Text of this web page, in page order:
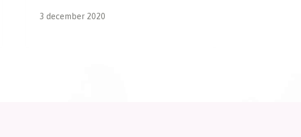
3 december 2020